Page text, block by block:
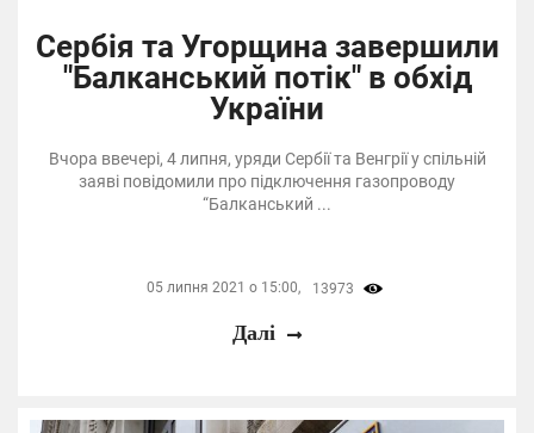
Сербія та Угорщина завершили
"Балканський потік" в обхід
України
Вчора ввечері, 4 липня, уряди Сербії та Венгрії у спільній
заяві повідомили про підключення газопроводу
“Балканський ...
05 липня 2021 о 15:00, 13973
Далі